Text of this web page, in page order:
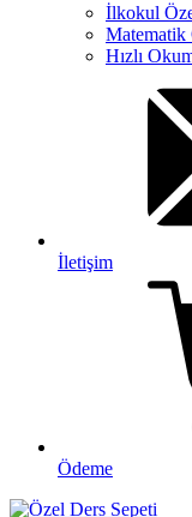
İlkokul
Matematik
Hızlı
İletişim
Ödeme